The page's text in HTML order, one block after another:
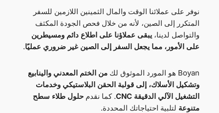
نوفر على عملائنا الوقت والمال الثمينين اللازمين للسفر
المتكرر إلى الصين، لأنه من خلال فحص الجودة المكثف
والتواصل لدينا، يبقى عملاؤنا على اطلاع دائم ومسيطرين
على الأمور، مما يجعل السفر إلى الصين غير ضروري عمليًا.
Boyan هو المورد الموثوق لك
من الختم المعدني والينابيع
وتشكيل الأسلاك، إلى قولبة الحقن البلاستيكي وخدمات
التشغيل الآلي الدقيقة CNC
. كما نقدم حلول طلاء سطح
متنوعة لتلبية احتياجاتك المحددة.